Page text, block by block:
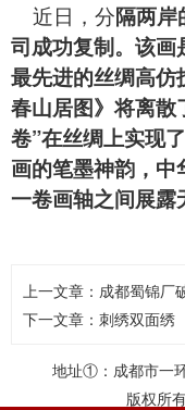
近日，分隔两岸
司成功复制。该
最先进的丝绸高仿
春山居图》将离散
卷”在丝绸上实现
画的笔墨神韵，
一卷画轴之间展露
上一文章： 成都蜀锦厂
下一文章： 刺绣双面绣
地址①：成都市一
版权所